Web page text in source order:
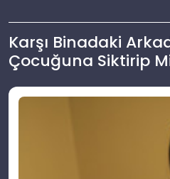
Karşı Binadaki
Çocuğuna Siktirip